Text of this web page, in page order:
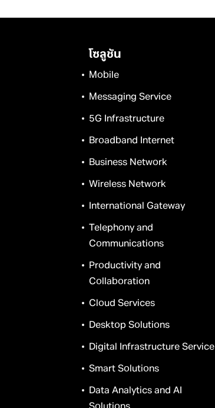
โซลูชัน
Mobile
Messaging Service
5G Infrastructure
Broadband Internet
Business Network
Wireless Network
International Gateway
Telephony and
Communications
Productivity and
Collaboration
Cloud Services
Desktop Solutions
Digital Infrastructure Service
Smart Solutions
Data Analytics and AI